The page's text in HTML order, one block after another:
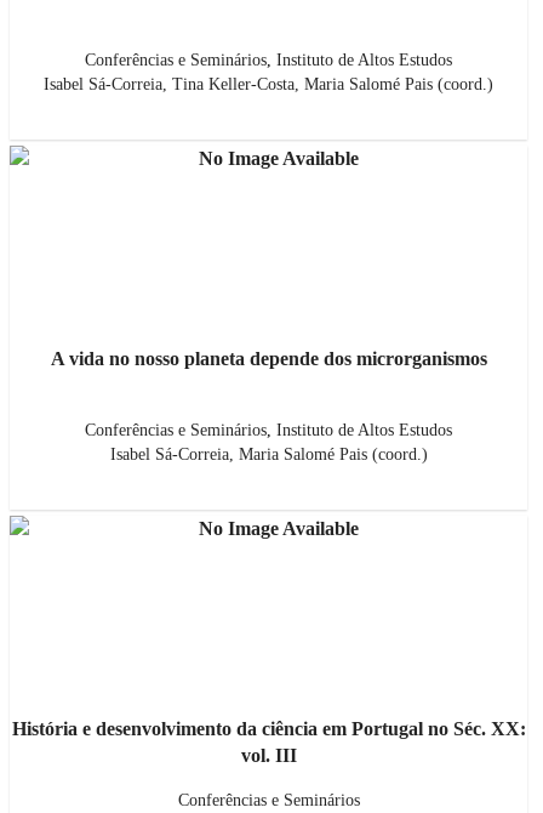
Conferências e Seminários Instituto de Altos Estudos
Isabel Sá-Correia, Tina Keller-Costa, Maria Salomé Pais (coord.)
A vida no nosso planeta depende dos microrganismos
Conferências e Seminários Instituto de Altos Estudos
Isabel Sá-Correia, Maria Salomé Pais (coord.)
História e desenvolvimento da ciência em Portugal no Séc. XX:
vol. III
Conferências e Seminários